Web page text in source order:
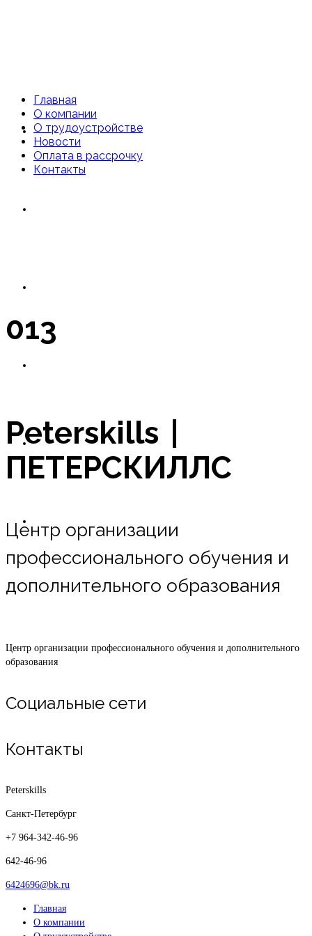
Главная
Оплата в рассрочку
Главная
О компании
О трудоустройстве
Новости
Оплата в рассрочку
Контакты
013
Peterskills |
ПЕТЕРСКИЛЛС
Центр организации
профессионального обучения и
дополнительного образования
Центр организации профессионального обучения и дополнительного
образования
Социальные сети
Контакты
Peterskills
Санкт-Петербург
+7 964-342-46-96
642-46-96
6424696@bk.ru
Главная
О компании